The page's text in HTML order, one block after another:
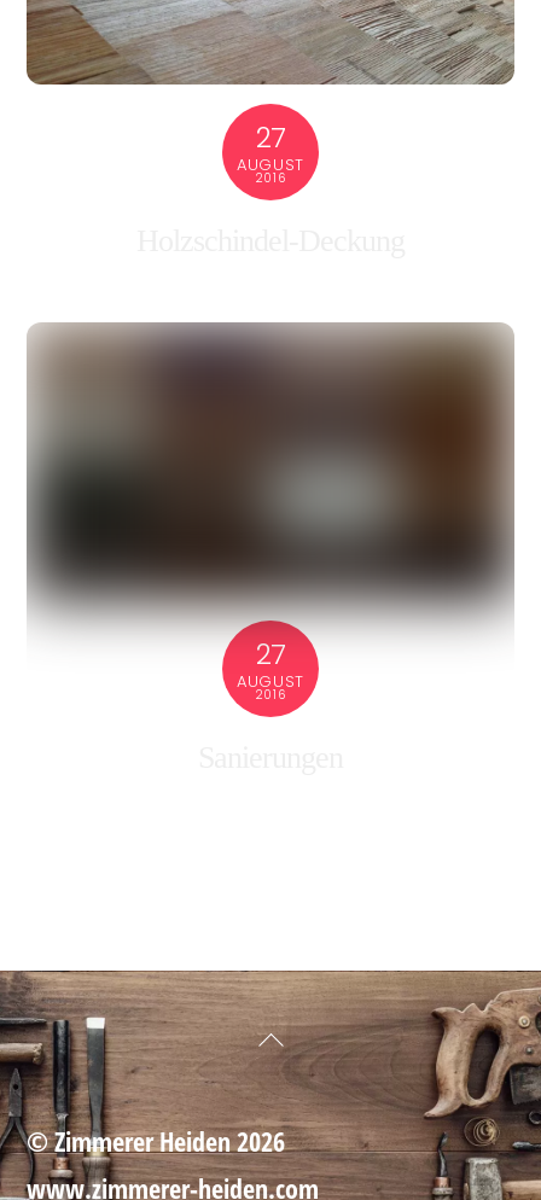
27
AUGUST
2016
27
AUGUST
2016
Back
To
Top
©Zimmerer Heiden2026
www.zimmerer-heiden.com